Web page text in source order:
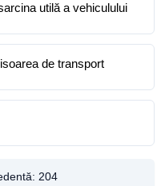
utilă a vehiculului
de transport
204